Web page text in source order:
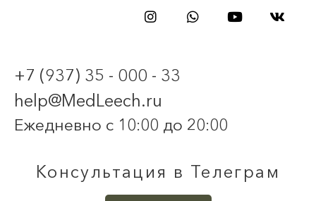
+7 (937) 35 - 000 - 33
help@MedLeech.ru
Ежедневно с 10:00 до 20:00
Консультация в Телеграм